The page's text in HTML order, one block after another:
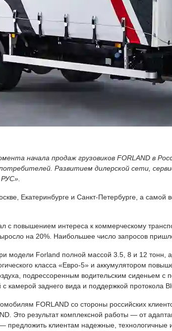
начала продаж грузовиков FORLAND в
Развитием дилерской сети,
Екатеринбурге и Санкт-Петербурге, а
с повышением интереса к коммерческому
на 20%. Наибольшее число запросов
модели Forland полной массой 3.5, 8 и 12
класса «Евро-5» и аккумулятором
подрессоренным водительским сиденьем
камерой заднего вида и поддержкой протокола
FORLAND со стороны российских
Это результат комплексной работы — от
предложить клиентам надежные,